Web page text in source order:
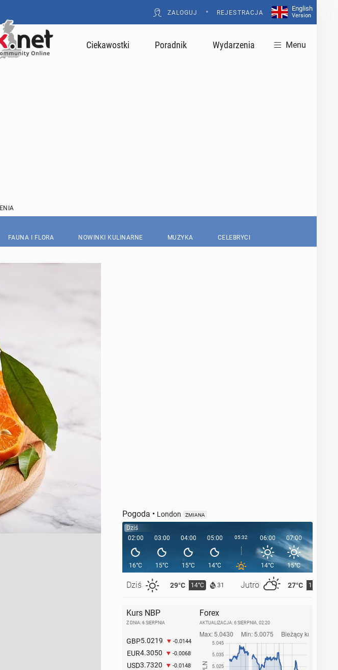
ZALOGUJ • REJESTRACJA
English
Version
Ciekawostki Poradnik Wydarzenia Menu
FAUNA I FLORA NOWINKI KULINARNE MUZYKA CELEBRYCI
Pogoda • London ZMIANA
Dziś
02:00
16°C
Dziś 29°C 14°C 31 Jutro 27°C 16°C
03:00
15°C
04:00
15°C
05:00
14°C
05:32 06:00
14°C
07:00
15°C
08:00
Kurs NBP
Z DNIA: 6 SIERPNIA
GBP5.0219 -0.0144
EUR4.3050 -0.0068
USD3.7320 -0.0148
Forex
AKTUALIZACJA: 6 SIERPNIA, 02:20